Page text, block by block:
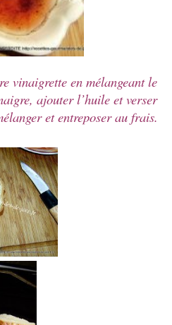
vinaigrette en mélangeant le
ajouter l’huile et verser
et entreposer au frais.